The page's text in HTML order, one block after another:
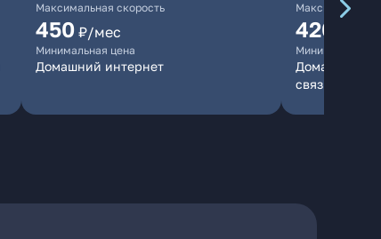
Максимальная скорость
450 ₽/мес
Минимальная цена
Домашний интернет
Максимальная
420
Минимальная
Домашний
связь